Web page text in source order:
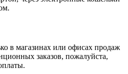
в магазинах или офисах продаж
заказов, пожалуйста,